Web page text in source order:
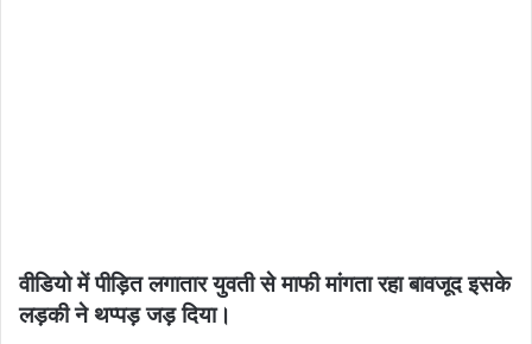
वीडियो में पीड़ित लगातार युवती से माफी मांगता रहा बावजूद इसके
लड़की ने थप्पड़ जड़ दिया।